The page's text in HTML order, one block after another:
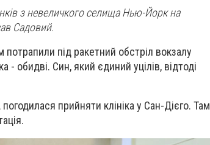
з невеличкого селища Нью-Йорк на
Садовий.
під ракетний обстріл вокзалу
- обидві. Син, який єдиний уцілів, відтоді
прийняти клініка у Сан-Дієго. Там